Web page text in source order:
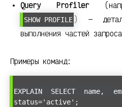
Query Profiler
SHOW PROFILE ) —
выполнения частей
Примеры команд:
EXPLAIN SELECT name,
status='active';